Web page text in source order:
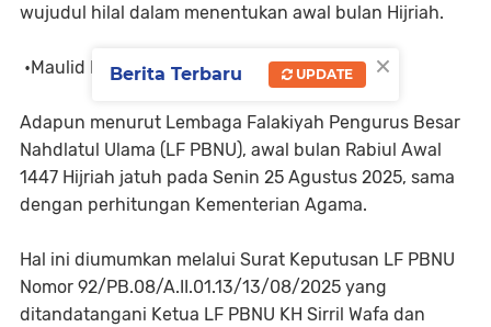
wujudul hilal dalam menentukan awal bulan Hijriah.
•Maulid Nabi Muhammad 2025 Versi NU•
Adapun menurut Lembaga Falakiyah Pengurus Besar
Nahdlatul Ulama (LF PBNU), awal bulan Rabiul Awal
1447 Hijriah jatuh pada Senin 25 Agustus 2025, sama
dengan perhitungan Kementerian Agama.
Hal ini diumumkan melalui Surat Keputusan LF PBNU
Nomor 92/PB.08/A.II.01.13/13/08/2025 yang
ditandatangani Ketua LF PBNU KH Sirril Wafa dan
×
Berita Terbaru UPDATE